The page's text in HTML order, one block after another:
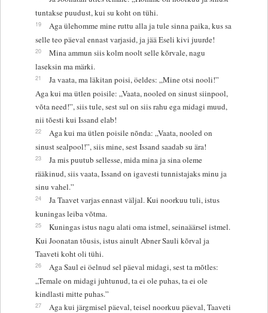
tuntakse puudust, kui su koht on tühi.
19
Aga ülehomme mine ruttu alla ja tule sinna paika, kus sa
selle teo päeval ennast varjasid, ja jää Eseli kivi juurde!
20
Mina ammun siis kolm noolt selle kõrvale, nagu
laseksin ma märki.
21
Ja vaata, ma läkitan poisi, öeldes: „Mine otsi nooli!”
Aga kui ma ütlen poisile: „Vaata, nooled on sinust siinpool,
võta need!”, siis tule, sest sul on siis rahu ega midagi muud,
nii tõesti kui Issand elab!
22
Aga kui ma ütlen poisile nõnda: „Vaata, nooled on
sinust sealpool!”, siis mine, sest Issand saadab su ära!
23
Ja mis puutub sellesse, mida mina ja sina oleme
rääkinud, siis vaata, Issand on igavesti tunnistajaks minu ja
sinu vahel.”
24
Ja Taavet varjas ennast väljal. Kui noorkuu tuli, istus
kuningas leiba võtma.
25
Kuningas istus nagu alati oma istmel, seinaäärsel istmel.
Kui Joonatan tõusis, istus ainult Abner Sauli kõrval ja
Taaveti koht oli tühi.
26
Aga Saul ei öelnud sel päeval midagi, sest ta mõtles:
„Temale on midagi juhtunud, ta ei ole puhas, ta ei ole
kindlasti mitte puhas.”
27
Aga kui järgmisel päeval, teisel noorkuu päeval, Taaveti